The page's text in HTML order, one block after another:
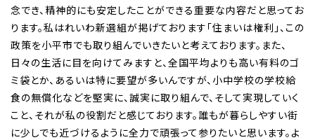
念でき、精神的にも安定したことができる重要な内容だと思ってお
ります。私はれいわ新選組が掲げております「住まいは権利」、この
政策を小平市でも取り組んでいきたいと考えております。また、
日々の生活に目を向けてみますと、全国平均よりも高い有料のゴ
ミ袋とか、あるいは特に要望が多いんですが、小中学校の学校給
食の無償化などを堅実に、誠実に取り組んで、そして実現していく
こと、それが私の役割だと感じております。誰もが暮らしやすい街
に少しでも近づけるように全力で頑張って参りたいと思います。よ